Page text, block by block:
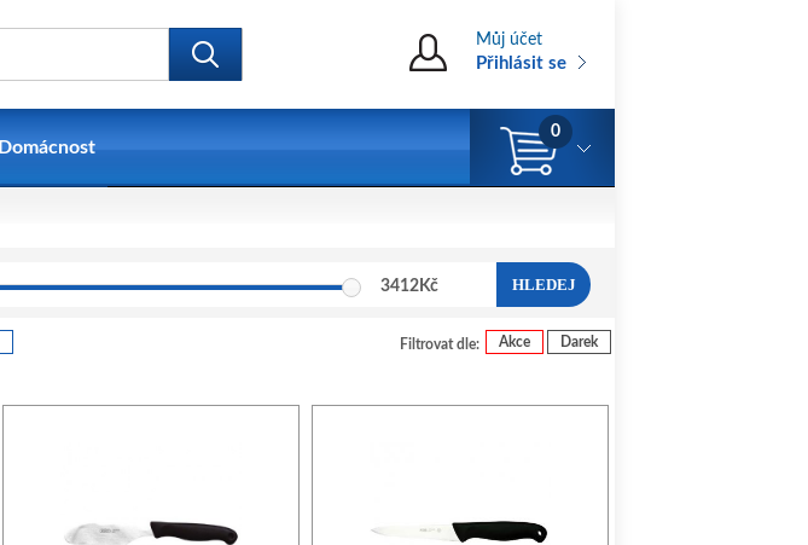
Můj účet
Přihlásit se
Domácnost
0
3412Kč HLEDEJ
Filtrovat dle: Akce Darek